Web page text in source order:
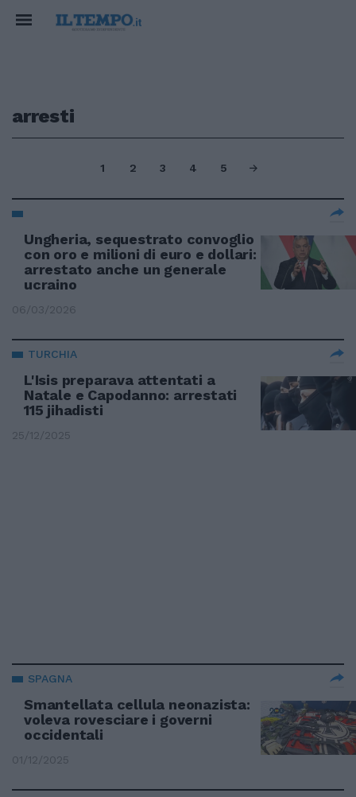
arresti
1 2 3 4 5
Ungheria, sequestrato convoglio
con oro e milioni di euro e dollari:
arrestato anche un generale
ucraino
06/03/2026
TURCHIA
L'Isis preparava attentati a
Natale e Capodanno: arrestati
115 jihadisti
25/12/2025
SPAGNA
Smantellata cellula neonazista:
voleva rovesciare i governi
occidentali
01/12/2025